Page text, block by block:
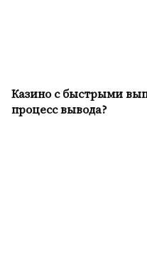
Казино с быстрыми
процесс вывода?